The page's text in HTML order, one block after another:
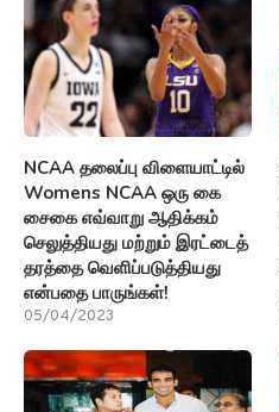
NCAA தலைப்பு விளையாட்டில்
Womens NCAA ஒரு கை
சைகை எவ்வாறு ஆதிக்கம்
செலுத்தியது மற்றும் இரட்டைத்
தரத்தை வெளிப்படுத்தியது
என்பதை பாருங்கள்!
05/04/2023